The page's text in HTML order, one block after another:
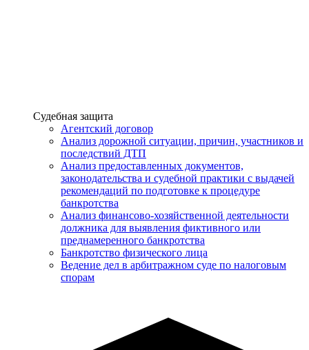
Услуги
Судебная защита
Агентский договор
Анализ дорожной ситуации, причин, участников и
последствий ДТП
Анализ предоставленных документов,
законодательства и судебной практики с выдачей
рекомендаций по подготовке к процедуре
банкротства
Анализ финансово-хозяйственной деятельности
должника для выявления фиктивного или
преднамеренного банкротства
Банкротство физического лица
Ведение дел в арбитражном суде по налоговым
спорам